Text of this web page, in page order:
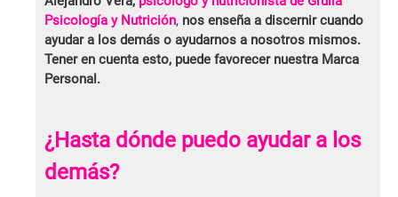
Psicología y Nutrición, nos enseña a discernir cuando
ayudar a los demás o ayudarnos a nosotros mismos.
Tener en cuenta esto, puede favorecer nuestra Marca
Personal.
¿Hasta dónde puedo ayudar a los
demás?